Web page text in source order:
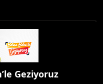
Geziyoruz